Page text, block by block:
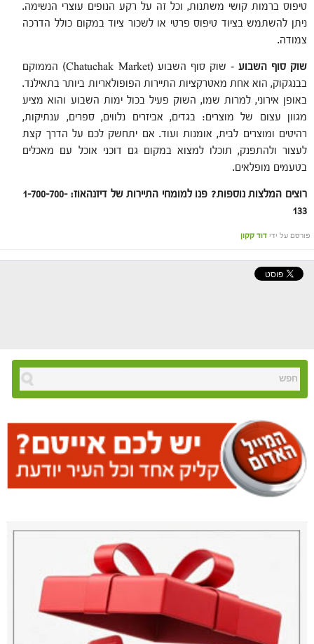
טיפוס ברמות קושי משתנות, וכל זה על רקע הנופים עוצרי הנשימה.
ניתן להשתמש בציוד טיפוס פרטי או לשכור ציוד במקום כולל הדרכה
צמודה.
שוק סוף השבוע
– שוק סוף השבוע (Chatuchak Market) הממוקם
בבנגקוק, הוא אחת מאטרקציות התיירות הפופולאריות ביותר בתאילנד.
באופן אירוני, למרות שמו, השוק פעיל בכול ימות השבוע והוא מציע
מגוון עצום של מוצרים: בגדים, אביזרים נלווים, ספרים, ענתיקות,
רהיטים ומוצרים לבית, אומנות ועוד. אם יתחשק לכם על הדרך קצת
לעצור ולהתפנק, תוכלו למצוא במקום גם דוכני אוכל עם מאכלים
בטעמים מופלאים.
רוצים המלצות נוספות? פנו למומחי התיירות של דיזנהאוז: 1-700-700-
133
פורסם על ידי דוד קקון